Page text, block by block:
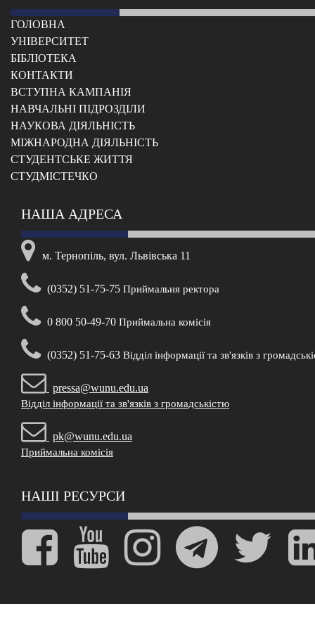
ГОЛОВНА
УНІВЕРСИТЕТ
БІБЛІОТЕКА
КОНТАКТИ
ВСТУПНА КАМПАНІЯ
НАВЧАЛЬНІ ПІДРОЗДІЛИ
НАУКОВА ДІЯЛЬНІСТЬ
МІЖНАРОДНА ДІЯЛЬНІСТЬ
CТУДЕНТСЬКЕ ЖИТТЯ
CТУДМІСТЕЧКО
НАША АДРЕСА
м. Тернопіль, вул. Львівська 11
(0352) 51-75-75 Приймальня ректора
0 800 50-49-70 Приймальна комісія
(0352) 51-75-63 Відділ інформації та зв'язків з
pressa@wunu.edu.ua
Відділ інформації та зв'язків з громадськістю
pk@wunu.edu.ua
Приймальна комісія
НАШІ РЕСУРСИ